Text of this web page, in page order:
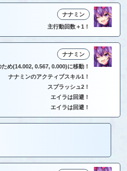
ナナミン
主行動回数＋1！
ナナミン
め(14.002, 0.567, 0.000)に移動！
ナナミンのアクティブスキル1！
スプラッシュ2！
エイラは回避！
エイラは回避！